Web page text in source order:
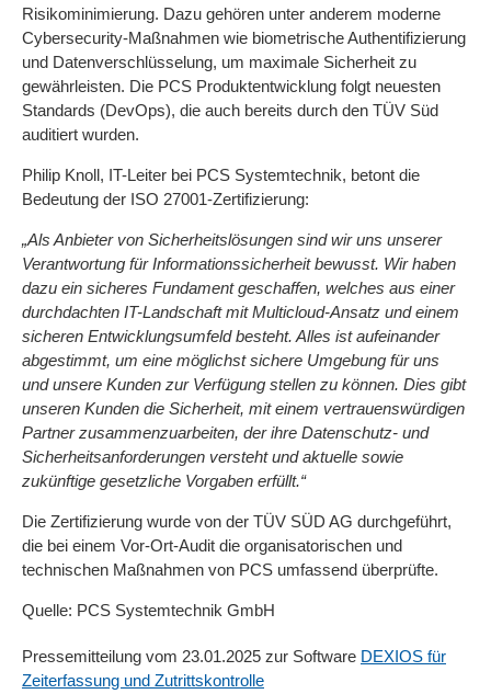
Risikominimierung. Dazu gehören unter anderem moderne
Cybersecurity-Maßnahmen wie biometrische Authentifizierung
und Datenverschlüsselung, um maximale Sicherheit zu
gewährleisten. Die PCS Produktentwicklung folgt neuesten
Standards (DevOps), die auch bereits durch den TÜV Süd
auditiert wurden.
Philip Knoll, IT-Leiter bei PCS Systemtechnik, betont die
Bedeutung der ISO 27001-Zertifizierung:
„Als Anbieter von Sicherheitslösungen sind wir uns unserer
Verantwortung für Informationssicherheit bewusst. Wir haben
dazu ein sicheres Fundament geschaffen, welches aus einer
durchdachten IT-Landschaft mit Multicloud-Ansatz und einem
sicheren Entwicklungsumfeld besteht. Alles ist aufeinander
abgestimmt, um eine möglichst sichere Umgebung für uns
und unsere Kunden zur Verfügung stellen zu können. Dies gibt
unseren Kunden die Sicherheit, mit einem vertrauenswürdigen
Partner zusammenzuarbeiten, der ihre Datenschutz- und
Sicherheitsanforderungen versteht und aktuelle sowie
zukünftige gesetzliche Vorgaben erfüllt.“
Die Zertifizierung wurde von der TÜV SÜD AG durchgeführt,
die bei einem Vor-Ort-Audit die organisatorischen und
technischen Maßnahmen von PCS umfassend überprüfte.
Quelle: PCS Systemtechnik GmbH
Pressemitteilung vom 23.01.2025 zur Software DEXIOS für
Zeiterfassung und Zutrittskontrolle